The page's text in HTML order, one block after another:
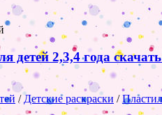
детей 2,3,4 года
/Детские раскраски /